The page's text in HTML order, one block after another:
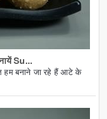
Su...
हम बनाने जा रहे हैं आटे के